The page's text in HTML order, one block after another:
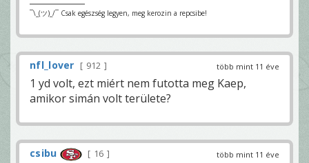
¯\_(ツ)_/¯ Csak egészség legyen, meg kerozin a repcsibe!
több mint 11 éve
nfl_lover 912
1 yd volt, ezt miért nem futotta meg Kaep,
amikor simán volt területe?
több mint 11 éve
csibu 16